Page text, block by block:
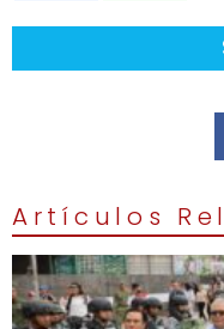
Artículos